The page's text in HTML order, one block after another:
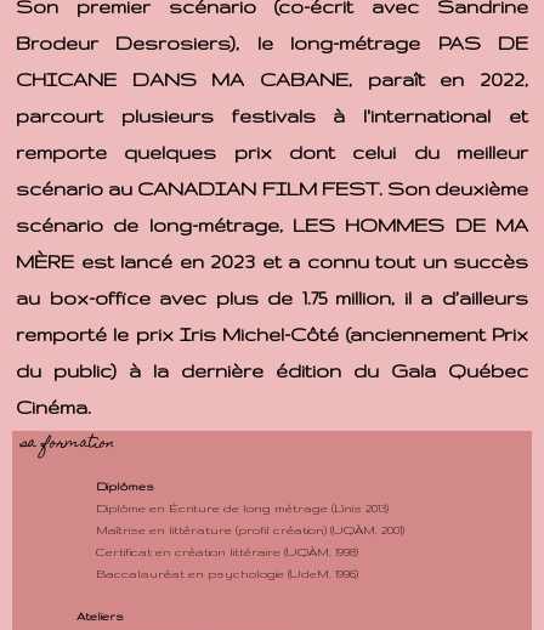
Son premier scénario (co-écrit avec Sandrine
Brodeur Desrosiers), le long-métrage PAS DE
CHICANE DANS MA CABANE, paraît en 2022,
parcourt plusieurs festivals à l'international et
remporte quelques prix dont celui du meilleur
scénario au CANADIAN FILM FEST. Son deuxième
scénario de long-métrage, LES HOMMES DE MA
MÈRE est lancé en 2023 et a connu tout un succès
au box-office avec plus de 1.75 million, il a d’ailleurs
remporté le prix Iris Michel-Côté (anciennement Prix
du public) à la dernière édition du Gala Québec
Cinéma.
sa formation
Diplômes
Diplôme en Écriture de long métrage (L'inis 2013)
Maîtrise en littérature (profil création) (UQÀM, 2001)
Certificat en création littéraire (UQÀM, 1998)
Baccalauréat en psychologie (UdeM, 1996)
Ateliers